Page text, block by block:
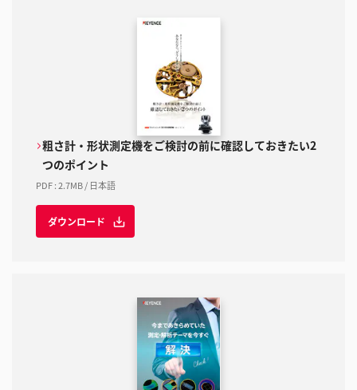
粗さ計・形状測定機をご検討の前に確認しておきたい2
つのポイント
PDF:2.7MB/ 日本語
ダウンロード